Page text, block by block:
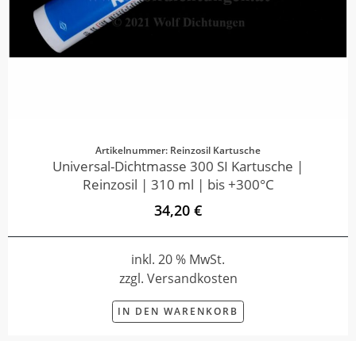
Artikelnummer: Reinzosil Kartusche
Universal-Dichtmasse 300 SI Kartusche |
Reinzosil | 310 ml | bis +300°C
34,20 €
inkl. 20 % MwSt.
zzgl. Versandkosten
IN DEN WARENKORB